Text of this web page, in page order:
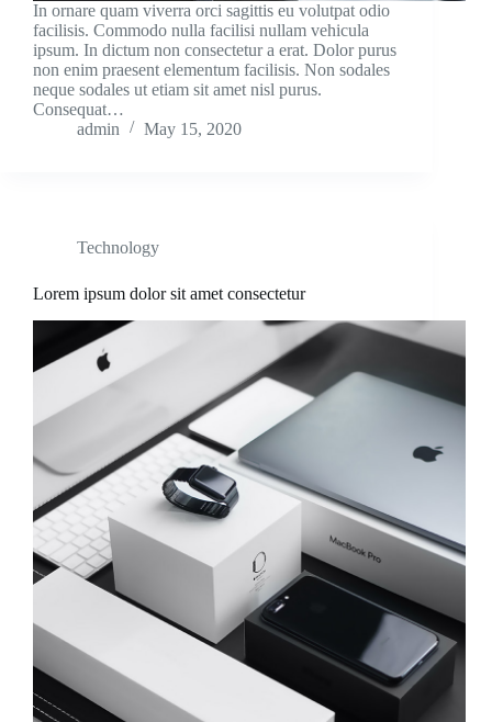
In ornare quam viverra orci sagittis eu volutpat odio
facilisis. Commodo nulla facilisi nullam vehicula
ipsum. In dictum non consectetur a erat. Dolor purus
non enim praesent elementum facilisis. Non sodales
neque sodales ut etiam sit amet nisl purus.
Consequat…
admin
May 15, 2020
Technology
Lorem ipsum dolor sit amet consectetur